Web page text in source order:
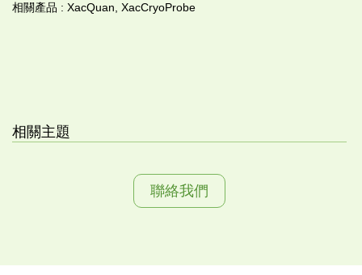
相關產品 : XacQuan, XacCryoProbe
相關主題
聯絡我們